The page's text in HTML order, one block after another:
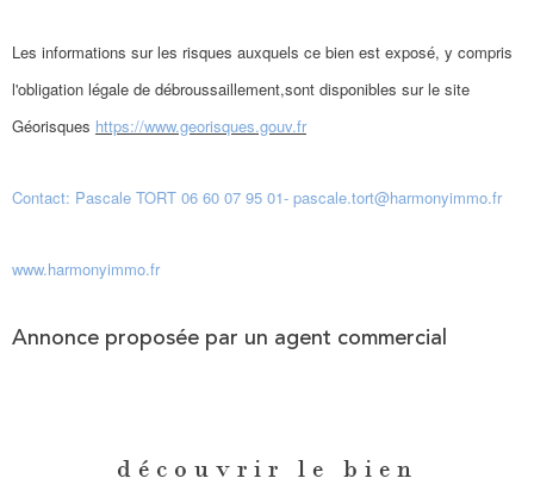
Les informations sur les risques auxquels ce bien est exposé, y compris
l'obligation légale de débroussaillement,sont disponibles sur le site
Géorisques https://www.georisques.gouv.fr
Contact: Pascale TORT 06 60 07 95 01- pascale.tort@harmonyimmo.fr
www.harmonyimmo.fr
Annonce proposée par un agent commercial
découvrir le bien